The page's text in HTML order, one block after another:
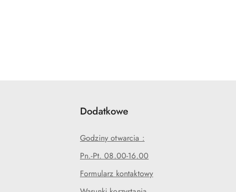
Dodatkowe
Godziny otwarcia :
Pn.-Pt. 08.00-16.00
Formularz kontaktowy